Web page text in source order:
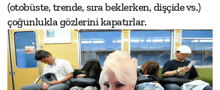
(otobüste, trende, sıra beklerken, dişçide vs.)
çoğunlukla gözlerini kapatırlar.